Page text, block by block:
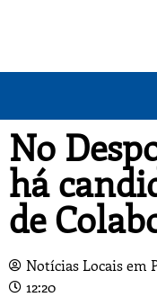
No
há
de
Notícias Locais em
12:20